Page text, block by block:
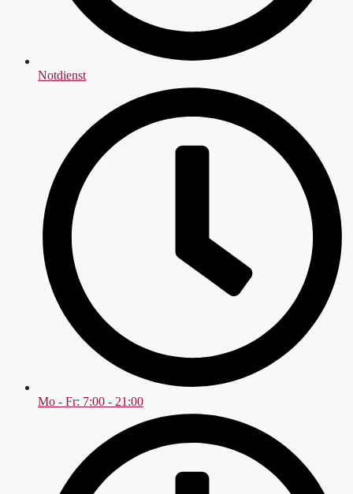
Notdienst
Mo - Fr: 7:00 - 21:00